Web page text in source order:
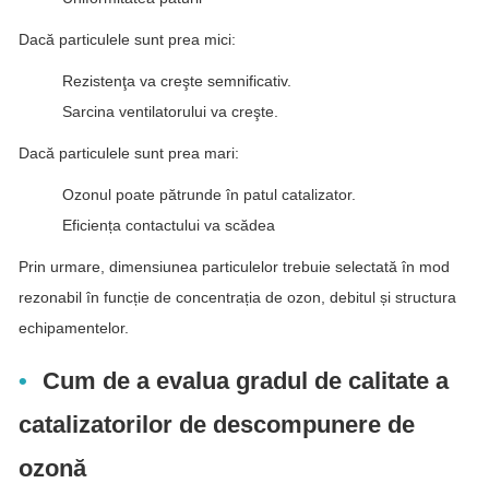
Dacă particulele sunt prea mici:
Rezistenţa va creşte semnificativ.
Sarcina ventilatorului va creşte.
Dacă particulele sunt prea mari:
Ozonul poate pătrunde în patul catalizator.
Eficiența contactului va scădea
Prin urmare, dimensiunea particulelor trebuie selectată în mod
rezonabil în funcție de concentrația de ozon, debitul și structura
echipamentelor.
Cum de a evalua gradul de calitate a
catalizatorilor de descompunere de
ozonă